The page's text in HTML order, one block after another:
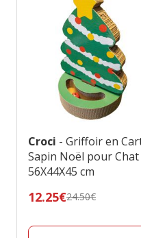
Croci - Griffoir en
Sapin Noël pour Chat
56X44X45 cm
Prix
24.50€,
12.25€24.50€